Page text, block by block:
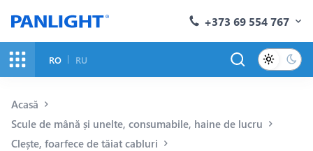
+373 69 554 767
RO RU
Acasă
Scule de mână și unelte, consumabile, haine de lucru
Clește, foarfece de tăiat cabluri